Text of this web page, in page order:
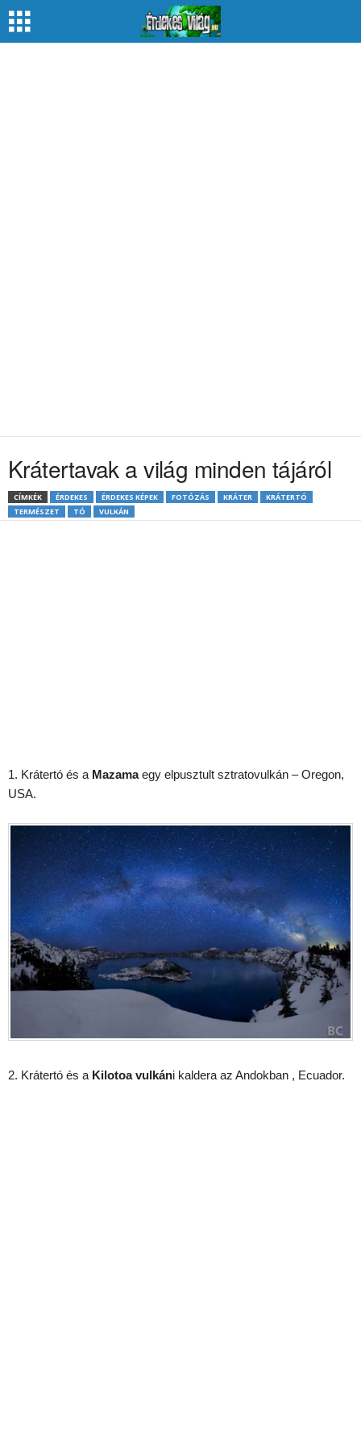
Krátertavak a világ minden tájáról
CÍMKÉK ÉRDEKES ÉRDEKES KÉPEK FOTÓZÁS KRÁTER
KRÁTERTÓ
TERMÉSZET
TÓ VULKÁN
1. Krátertó és a Mazamaegy elpusztult sztratovulkán – Oregon,
USA.
2. Krátertó és a Kilotoa vulkáni kaldera az Andokban , Ecuador.